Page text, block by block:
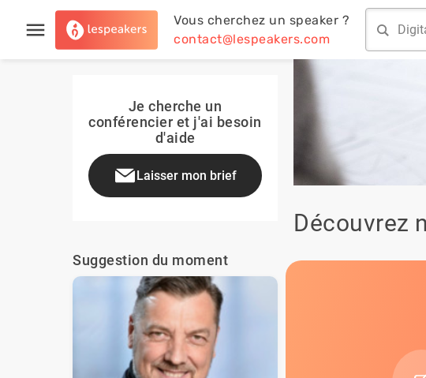
Vous cherchez un speaker ?
contact@lespeakers.com
Je cherche un
conférencier et j'ai besoin
d'aide
Laisser mon brief
Suggestion du moment
Découvrez